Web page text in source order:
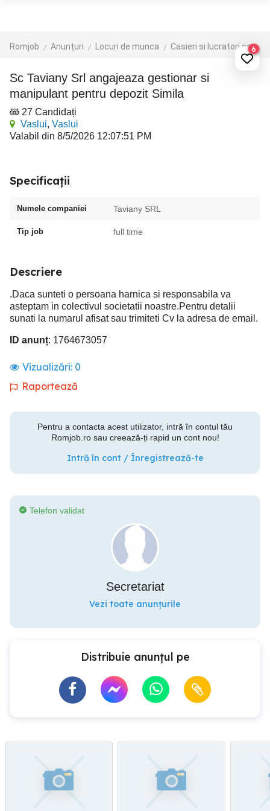
Romjob Anunțuri Locuri de munca Casieri si lucratori comerciali6
Sc Taviany Srl angajeaza gestionar si
manipulant pentru depozit Simila
27 Candidați
Vaslui, Vaslui
Valabil din 8/5/2026 12:07:51 PM
Specificații
Numele companiei Taviany SRL
Tip job full time
Descriere
.Daca sunteti o persoana harnica si responsabila va
asteptam in colectivul societatii noastre.Pentru detalii
sunati la numarul afisat sau trimiteti Cv la adresa de email.
ID anunț: 1764673057
Vizualizări: 0
Raportează
Pentru a contacta acest utilizator, intră în contul tău
Romjob.ro sau creează-ți rapid un cont nou!
Intră în cont / Înregistrează-te
Telefon validat
Secretariat
Vezi toate anunțurile
Distribuie anunțul pe